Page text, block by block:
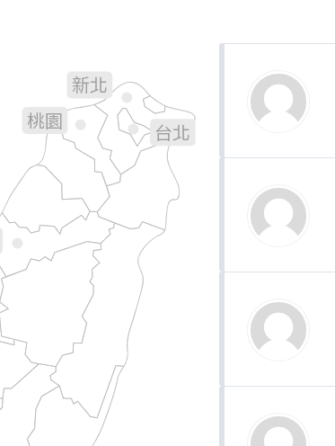
台北
新北
桃園
花蓮
宜蘭